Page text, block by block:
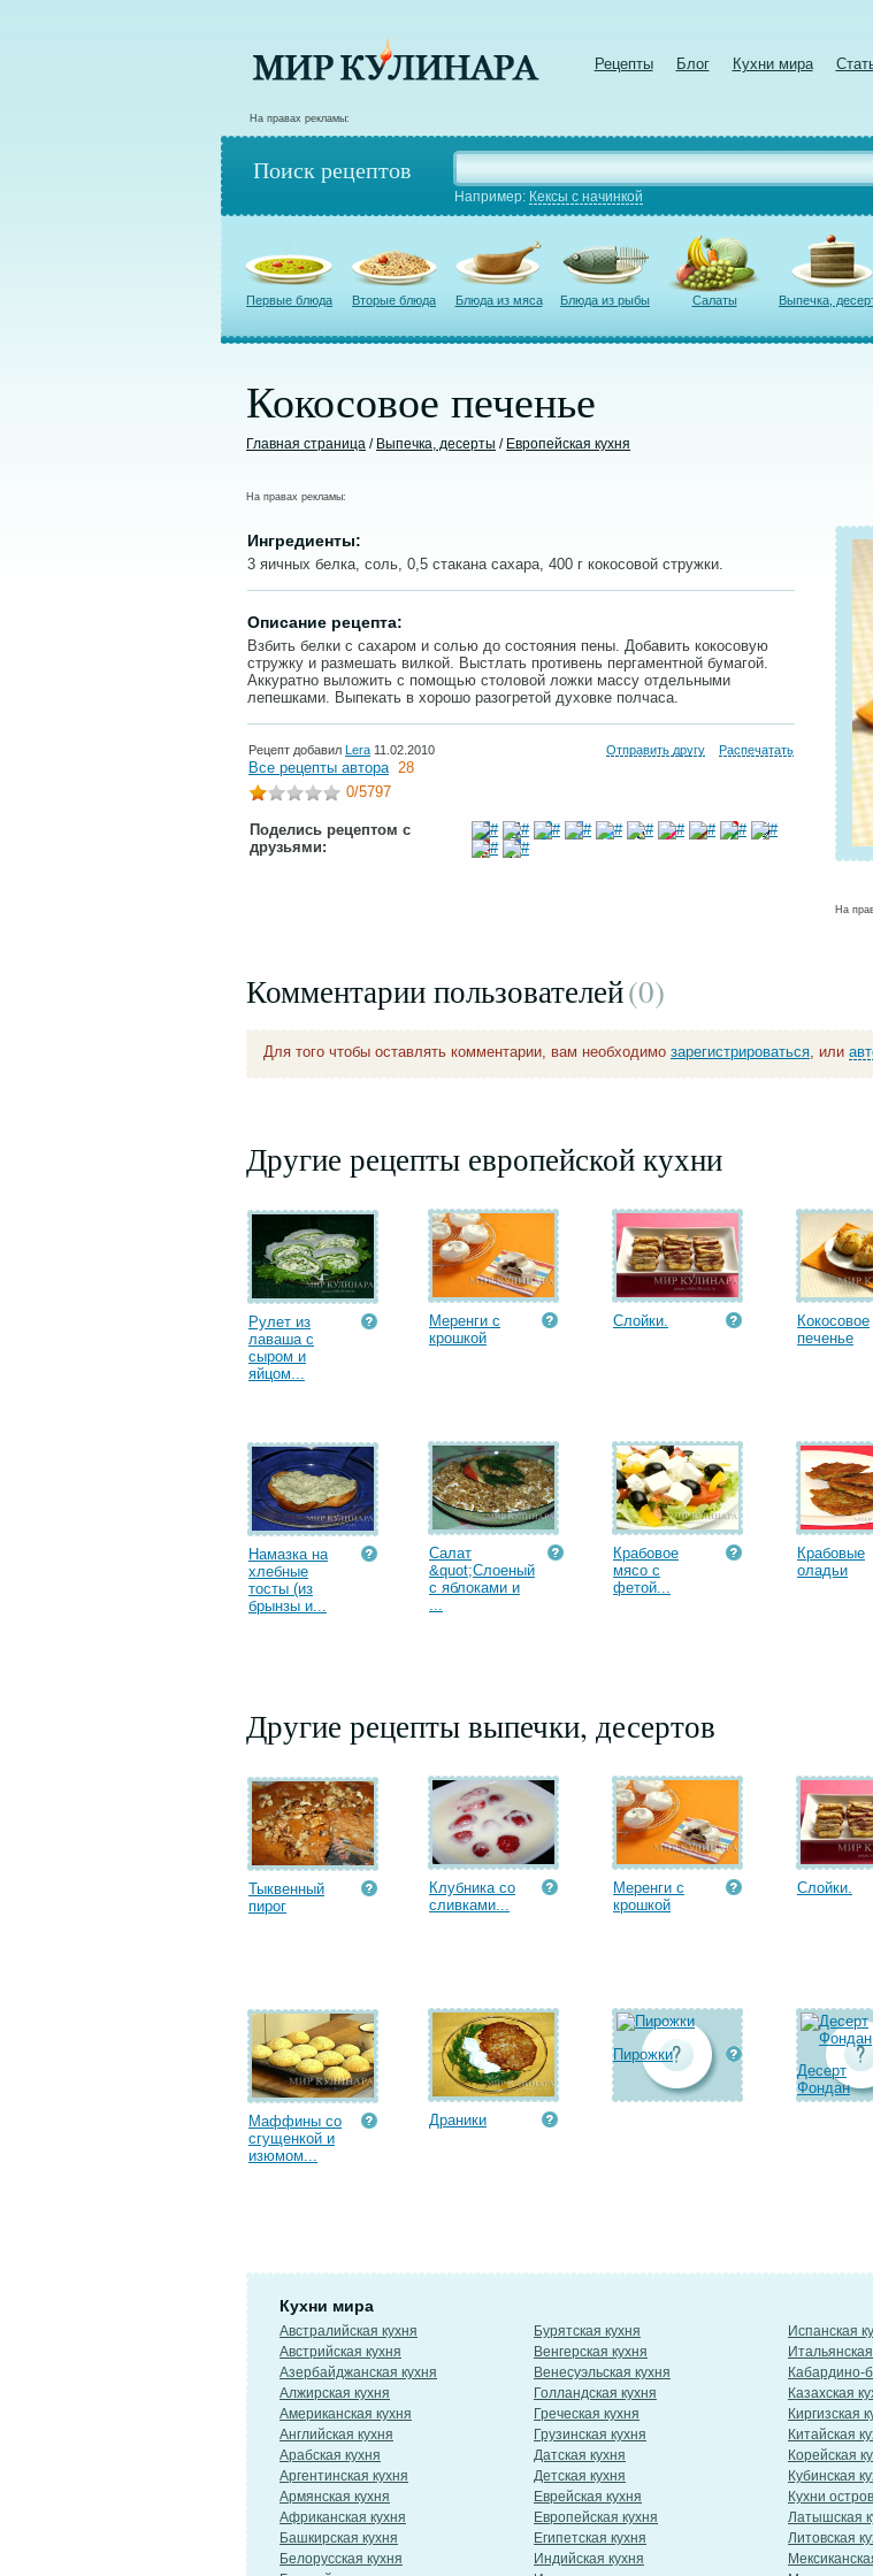
Рецепты Блог Кухни мира
На правах рекламы:
Поиск рецептов
Например: Кексы с начинкой
Первые блюда Вторые блюда Блюда из мяса Блюда из рыбы Салаты Выпечка,
Кокосовое печенье
Главная страница / Выпечка, десерты / Европейская кухня
На правах рекламы:
Ингредиенты:
3 яичных белка, соль, 0,5 стакана сахара, 400 г кокосовой стружки.
Описание рецепта:
Взбить белки с сахаром и солью до состояния пены. Добавить кокосовую
стружку и размешать вилкой. Выстлать противень пергаментной бумагой.
Аккуратно выложить с помощью столовой ложки массу отдельными
лепешками. Выпекать в хорошо разогретой духовке полчаса.
Рецепт добавил Lera 11.02.2010 Отправить другу Распечатать
Все рецепты автора 28
0/5797
Поделись рецептом с
друзьями:
На
Комментарии пользователей(0)
Для того чтобы оставлять комментарии, вам необходимо зарегистрироваться, или
Другие рецепты европейской кухни
Рулет из
лаваша с
сыром и
яйцом...
Меренги с
крошкой
Слойки.
Кокосовое
печенье
Намазка на
хлебные
тосты (из
брынзы и...
Салат
&quot;Слоеный
с яблоками и
...
Крабовое
мясо с
фетой...
Крабовые
оладьи
Другие рецепты выпечки, десертов
Тыквенный
пирог
Клубника со
сливками...
Меренги с
крошкой
Слойки.
Маффины со
сгущенкой и
изюмом...
Драники
Пирожки
Десерт
Фондан
Кухни мира
Австралийская кухня
Австрийская кухня
Азербайджанская кухня
Алжирская кухня
Американская кухня
Английская кухня
Арабская кухня
Аргентинская кухня
Армянская кухня
Африканская кухня
Башкирская кухня
Белорусская кухня
Бурятская кухня
Венгерская кухня
Венесуэльская кухня
Голландская кухня
Греческая кухня
Грузинская кухня
Датская кухня
Детская кухня
Еврейская кухня
Европейская кухня
Египетская кухня
Индийская кухня
Испанская
Кабардино-
Казахская
Киргизская
Китайская
Корейская
Кубинская
Кухни
Латышская
Литовская